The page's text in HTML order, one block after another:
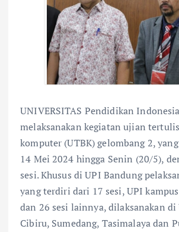
UNIVERSITAS Pendidikan
melaksanakan kegiatan ujian
komputer (UTBK) gelombang 2,
14 Mei 2024 hingga Senin (20/5),
sesi. Khusus di UPI Bandung
yang terdiri dari 17 sesi, UPI
dan 26 sesi lainnya, dilaksanakan di
Cibiru, Sumedang, Tasimalaya dan